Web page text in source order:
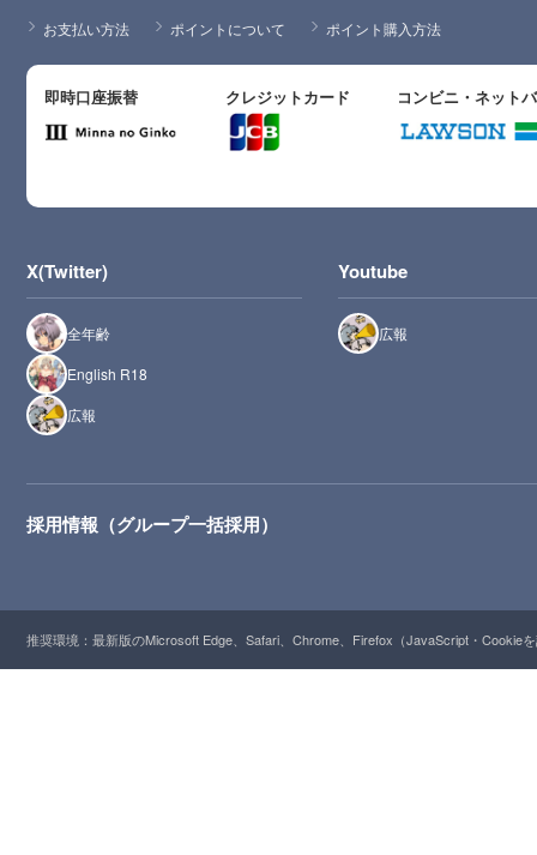
お支払い方法 ポイントについて ポイント購入方法
即時口座振替 クレジットカード コンビニ・ネット
X(Twitter)
全年齢
English R18
広報
Youtube
広報
採用情報（グループ一括採用）
推奨環境：最新版のMicrosoft Edge、Safari、Chrome、Firefox（JavaScript・Cookie